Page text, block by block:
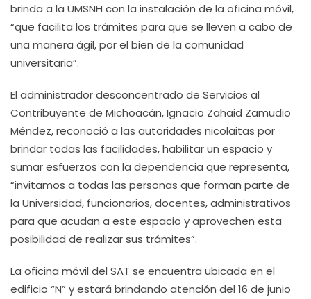
brinda a la UMSNH con la instalación de la oficina móvil,
“que facilita los trámites para que se lleven a cabo de
una manera ágil, por el bien de la comunidad
universitaria”.
El administrador desconcentrado de Servicios al
Contribuyente de Michoacán, Ignacio Zahaid Zamudio
Méndez, reconoció a las autoridades nicolaitas por
brindar todas las facilidades, habilitar un espacio y
sumar esfuerzos con la dependencia que representa,
“invitamos a todas las personas que forman parte de
la Universidad, funcionarios, docentes, administrativos
para que acudan a este espacio y aprovechen esta
posibilidad de realizar sus trámites”.
La oficina móvil del SAT se encuentra ubicada en el
edificio “N” y estará brindando atención del 16 de junio